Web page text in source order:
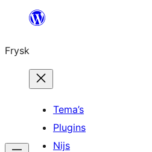
Fierder
ynhâld
Frysk
Tema’s
Plugins
Nijs